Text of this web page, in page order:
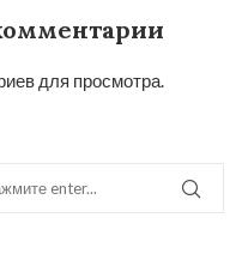
для просмотра.